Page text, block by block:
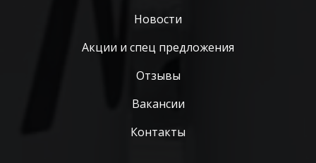
Новости
Акции и спец предложения
Отзывы
Вакансии
Контакты